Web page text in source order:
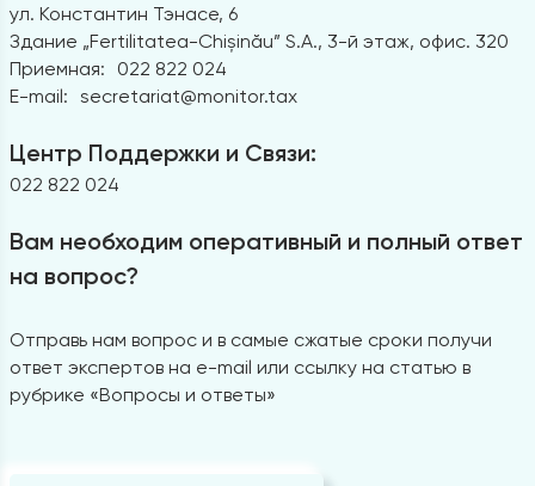
ул. Константин Тэнасе, 6
Здание „Fertilitatea-Chișinău” S.A., 3-й этаж, офис. 320
Приемная:
022 822 024
E-mail: secretariat@monitor.tax
Центр Поддержки и Связи:
022 822 024
Вам необходим оперативный и полный ответ
на вопрос?
Отправь нам вопрос и в самые сжатые сроки получи
ответ экспертов на e-mail или ссылку на статью в
рубрике «Вопросы и ответы»